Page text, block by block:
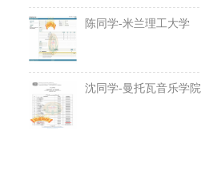
陈同学-米兰理工大学
沈同学-曼托瓦音乐学院